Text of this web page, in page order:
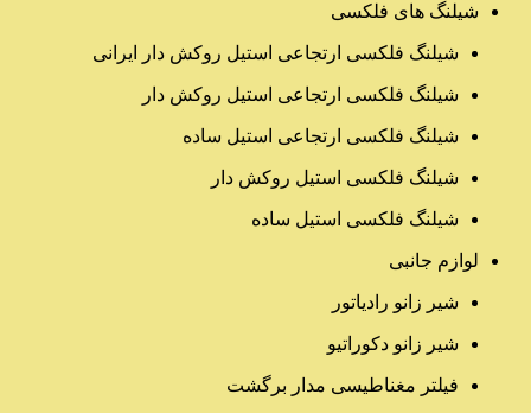
شیلنگ های فلکسی
شیلنگ فلکسی ارتجاعی استیل روکش دار ایرانی
شیلنگ فلکسی ارتجاعی استیل روکش دار
شیلنگ فلکسی ارتجاعی استیل ساده
شیلنگ فلکسی استیل روکش دار
شیلنگ فلکسی استیل ساده
لوازم جانبی
شیر زانو رادیاتور
شیر زانو دکوراتیو
فیلتر مغناطیسی مدار برگشت